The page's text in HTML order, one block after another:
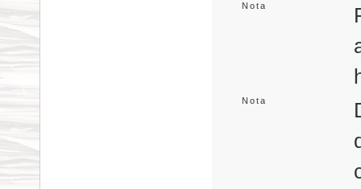
Nota
Nota